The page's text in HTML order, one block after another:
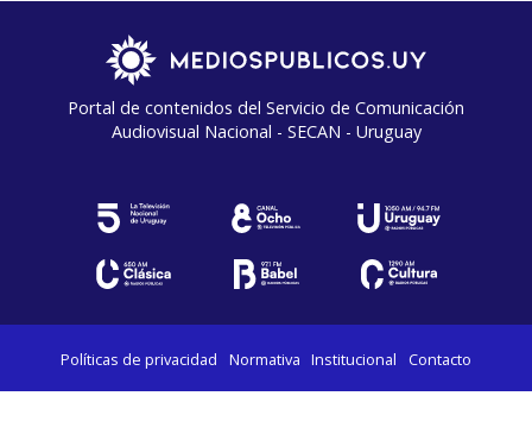
Portal de contenidos del Servicio de Comunicación
Audiovisual Nacional - SECAN - Uruguay
Políticas de privacidad Normativa Institucional Contacto